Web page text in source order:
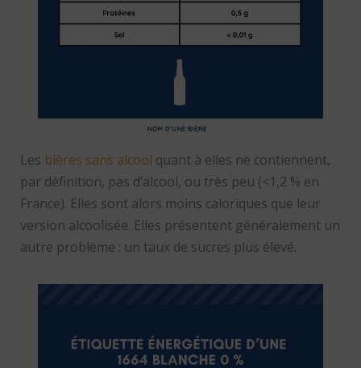
Les bières sans alcool quant à elles ne contiennent,
par définition, pas d’alcool, ou très peu (<1,2 % en
France). Elles sont alors moins caloriques que leur
version alcoolisée. Elles présentent généralement un
autre problème : un taux de sucres plus élevé.